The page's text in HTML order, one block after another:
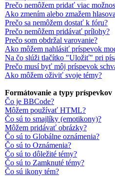
Prečo nemôžem pridať viac
Ako zmením alebo zmažem
Prečo sa nemôžem dostať k fóru?
Prečo nemôžem pridávať prílohy?
Prečo som obdržal varovanie?
Ako môžem nahlásiť príspevok
Na čo slúži tlačítko "Uložiť" pri
Prečo musí byť môj príspevok
Ako môžem oživiť svoje témy?
Formátovanie a typy príspevkov
Čo je BBCode?
Môžem používať HTML?
Čo sú to smajlíky (emotikony)?
Môžem pridávať obrázky?
Čo sú to Globálne oznámenia?
Čo sú to Oznámenia?
Čo sú to dôležité témy?
Čo sú to Zamknuté témy?
Čo sú ikony tém?